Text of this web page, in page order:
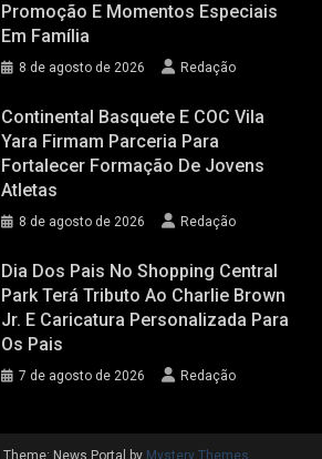
Promoção E Momentos Especiais
Em Família
8 de agosto de 2026 Redação
Continental Basquete E COC Vila
Yara Firmam Parceria Para
Fortalecer Formação De Jovens
Atletas
8 de agosto de 2026 Redação
Dia Dos Pais No Shopping Central
Park Terá Tributo Ao Charlie Brown
Jr. E Caricatura Personalizada Para
Os Pais
7 de agosto de 2026 Redação